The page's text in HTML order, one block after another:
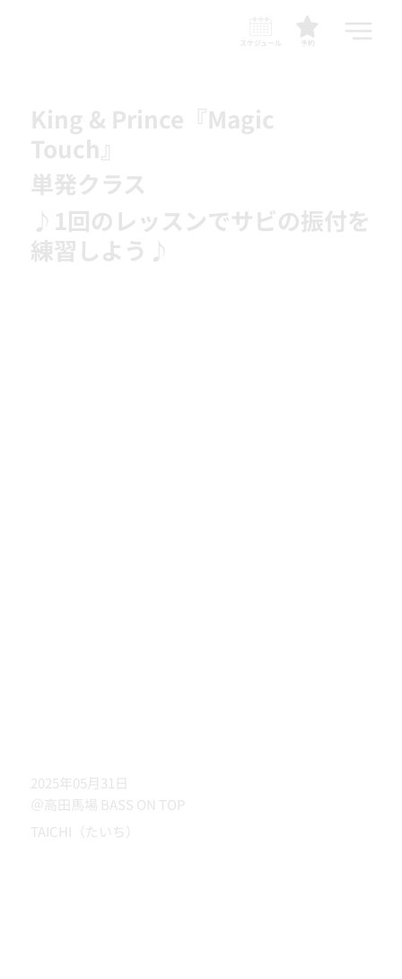
予約
スケジュール
King & Prince『Magic
Touch』
単発クラス
♪1回のレッスンでサビの振付を
練習しよう♪
2025年05月31日
＠高田馬場 BASS ON TOP
TAICHI（たいち）